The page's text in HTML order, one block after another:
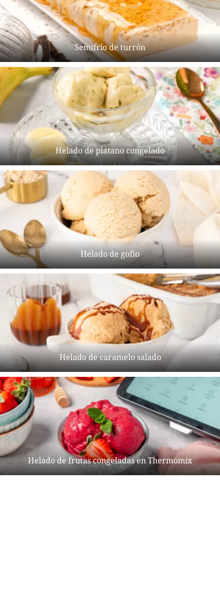
Semifrío de turrón
Helado de plátano congelado
Helado de gofio
Helado de caramelo salado
Helado de frutas congeladas en Thermomix